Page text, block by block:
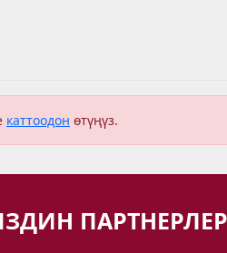
каттоодон өтүңүз.
ПАРТНЕРЛЕР